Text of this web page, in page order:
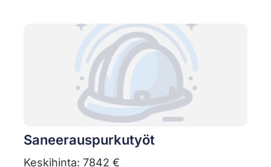
Saneerauspurkutyöt
Keskihinta: 7842 €